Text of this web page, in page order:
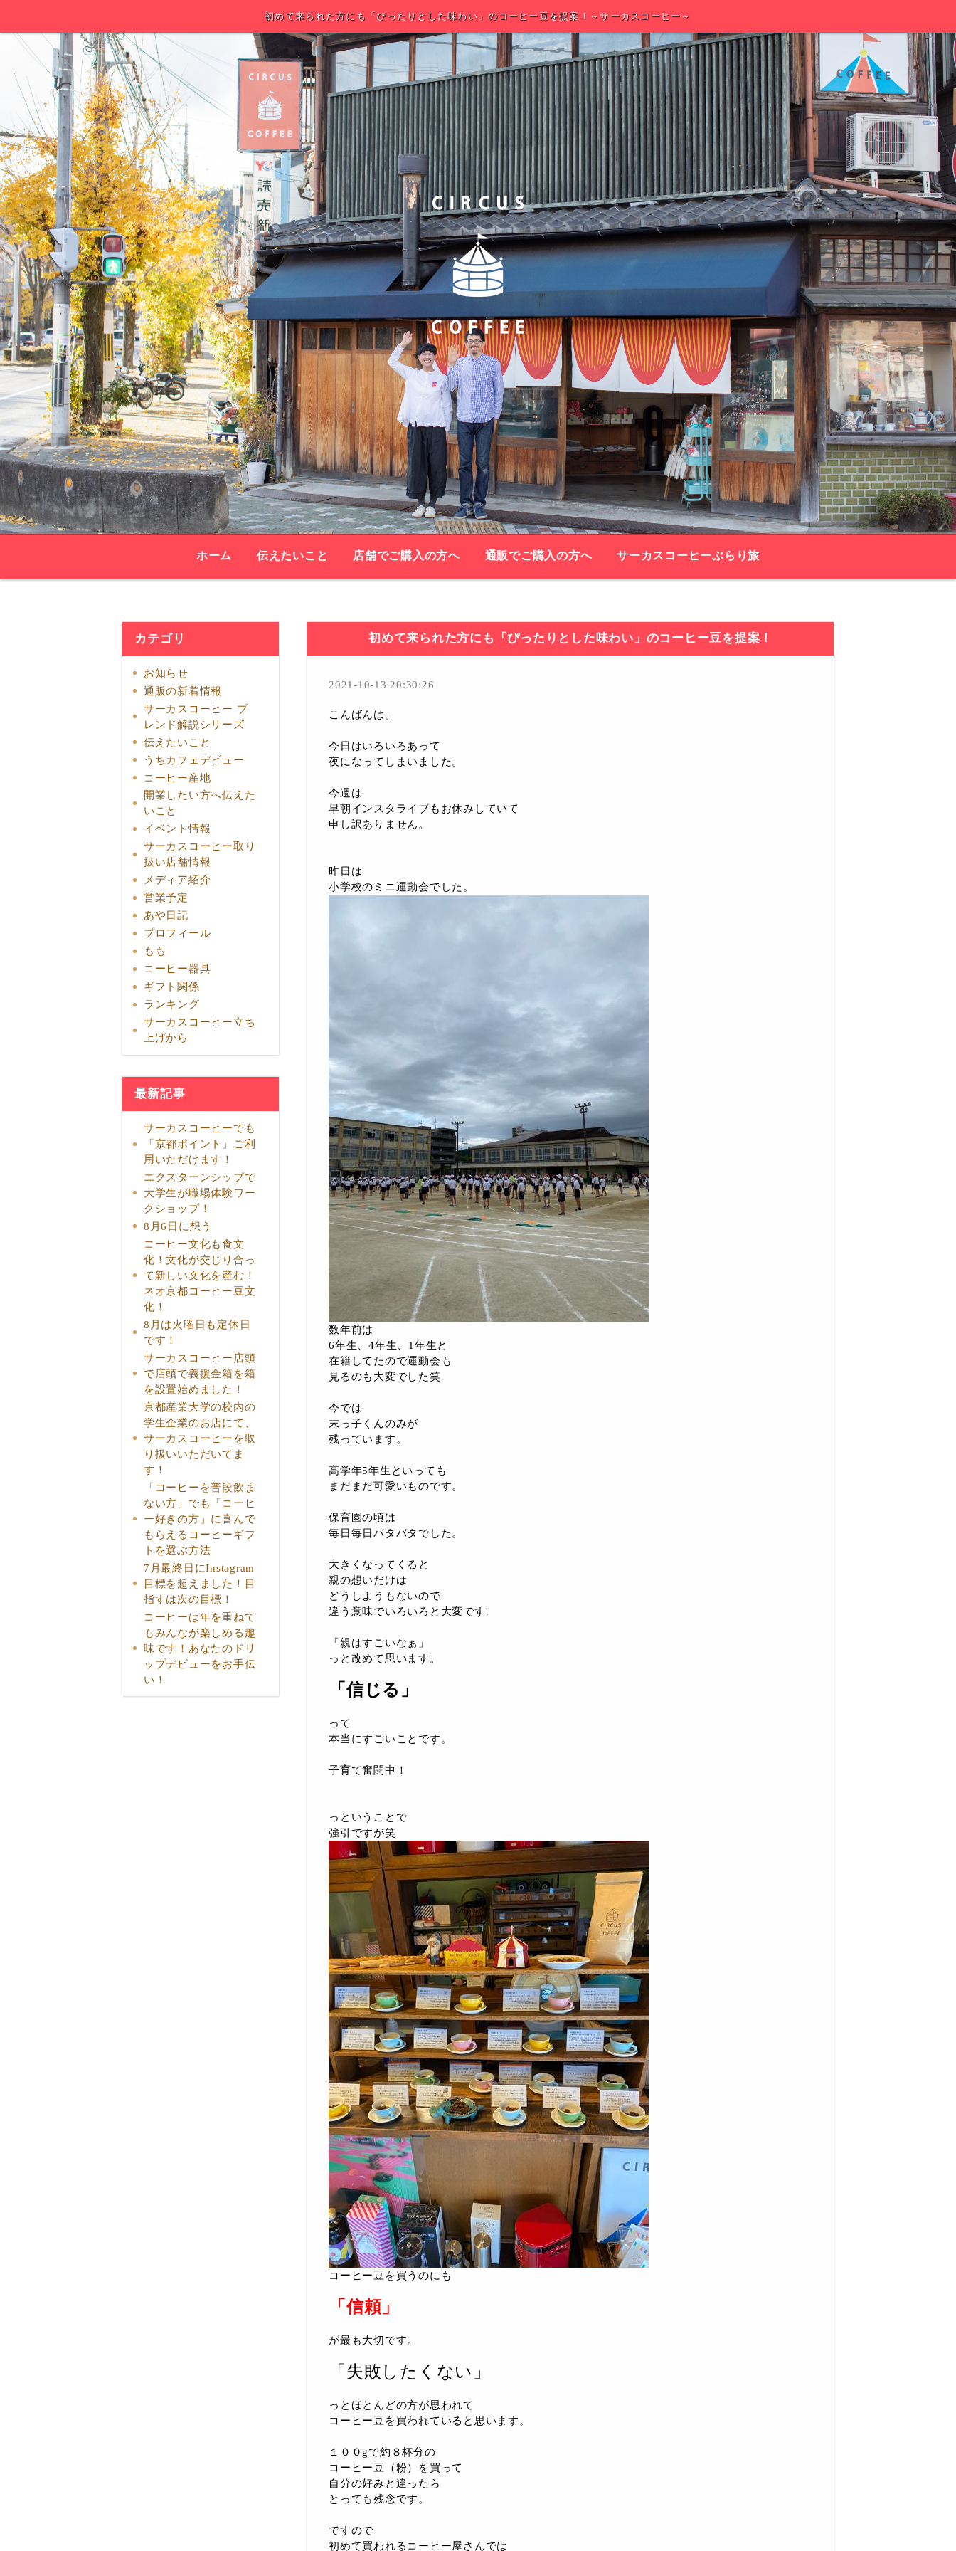
初めて来られた方にも「ぴったりとした味わい」のコーヒー豆を提案！～サーカスコーヒー～
ホーム 伝えたいこと 店舗でご購入の方へ 通販でご購入の方へ サーカスコーヒーぶらり旅
カテゴリ
お知らせ
通販の新着情報
サーカスコーヒー ブ
レンド解説シリーズ
伝えたいこと
うちカフェデビュー
コーヒー産地
開業したい方へ伝えた
いこと
イベント情報
サーカスコーヒー取り
扱い店舗情報
メディア紹介
営業予定
あや日記
プロフィール
もも
コーヒー器具
ギフト関係
ランキング
サーカスコーヒー立ち
上げから
最新記事
サーカスコーヒーでも
「京都ポイント」ご利
用いただけます！
エクスターンシップで
大学生が職場体験ワー
クショップ！
8月6日に想う
コーヒー文化も食文
化！文化が交じり合っ
て新しい文化を産む！
ネオ京都コーヒー豆文
化！
8月は火曜日も定休日
です！
サーカスコーヒー店頭
で店頭で義援金箱を箱
を設置始めました！
京都産業大学の校内の
学生企業のお店にて、
サーカスコーヒーを取
り扱いいただいてま
す！
「コーヒーを普段飲ま
ない方」でも「コーヒ
ー好きの方」に喜んで
もらえるコーヒーギフ
トを選ぶ方法
7月最終日にInstagram
目標を超えました！目
指すは次の目標！
コーヒーは年を重ねて
もみんなが楽しめる趣
味です！あなたのドリ
ップデビューをお手伝
い！
初めて来られた方にも「ぴったりとした味わい」のコーヒー豆を提案！
2021-10-13 20:30:26
こんばんは。
今日はいろいろあって
夜になってしまいました。
今週は
早朝インスタライブもお休みしていて
申し訳ありません。
昨日は
小学校のミニ運動会でした。
数年前は
6年生、4年生、1年生と
在籍してたので運動会も
見るのも大変でした笑
今では
末っ子くんのみが
残っています。
高学年5年生といっても
まだまだ可愛いものです。
保育園の頃は
毎日毎日バタバタでした。
大きくなってくると
親の想いだけは
どうしようもないので
違う意味でいろいろと大変です。
「親はすごいなぁ」
っと改めて思います。
「信じる」
って
本当にすごいことです。
子育て奮闘中！
っということで
強引ですが笑
コーヒー豆を買うのにも
「信頼」
が最も大切です。
「失敗したくない」
っとほとんどの方が思われて
コーヒー豆を買われていると思います。
１００gで約８杯分の
コーヒー豆（粉）を買って
自分の好みと違ったら
とっても残念です。
ですので
初めて買われるコーヒー屋さんでは